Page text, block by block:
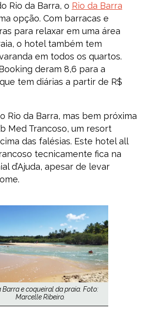
Rio da Barra, o Rio da Barra
opção. Com barracas e
para relaxar em uma área
o hotel também tem
em todos os quartos.
deram 8,6 para a
tem diárias a partir de R$
Rio da Barra, mas bem próxima
Med Trancoso, um resort
das falésias. Este hotel all
tecnicamente fica na
d’Ajuda, apesar de levar
Barra e coqueiral da praia. Foto:
Marcelle Ribeiro.